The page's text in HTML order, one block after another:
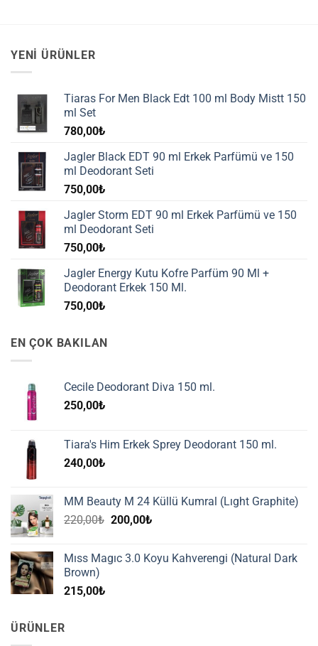
YENI ÜRÜNLER
Tiaras For Men Black Edt 100 ml Body Mistt 150
ml Set
780,00₺
Jagler Black EDT 90 ml Erkek Parfümü ve 150
ml Deodorant Seti
750,00₺
Jagler Storm EDT 90 ml Erkek Parfümü ve 150
ml Deodorant Seti
750,00₺
Jagler Energy Kutu Kofre Parfüm 90 Ml +
Deodorant Erkek 150 Ml.
750,00₺
EN ÇOK BAKILAN
Cecile Deodorant Diva 150 ml.
250,00₺
Tiara's Him Erkek Sprey Deodorant 150 ml.
240,00₺
MM Beauty M 24 Küllü Kumral (Lıght Graphite)
220,00₺ Orijinal
200,00₺Şu
200,00₺.
Mıss Magıc 3.0 Koyu Kahverengi (Natural Dark
Brown)
215,00₺
ÜRÜNLER